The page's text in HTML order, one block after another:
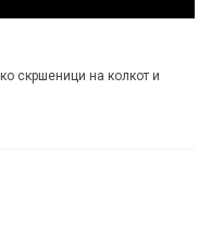
скршеници на колкот и